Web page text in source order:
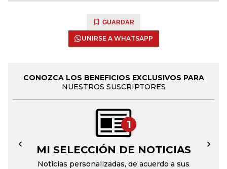
GUARDAR
UNIRSE A WHATSAPP
CONOZCA LOS BENEFICIOS EXCLUSIVOS PARA
NUESTROS SUSCRIPTORES
1
MI SELECCIÓN DE NOTICIAS
Noticias personalizadas, de acuerdo a sus
← →